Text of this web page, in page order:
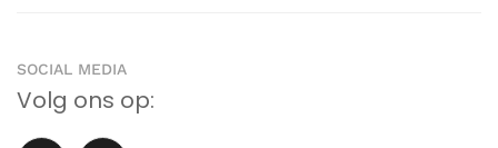
SOCIAL MEDIA
Volg ons op: